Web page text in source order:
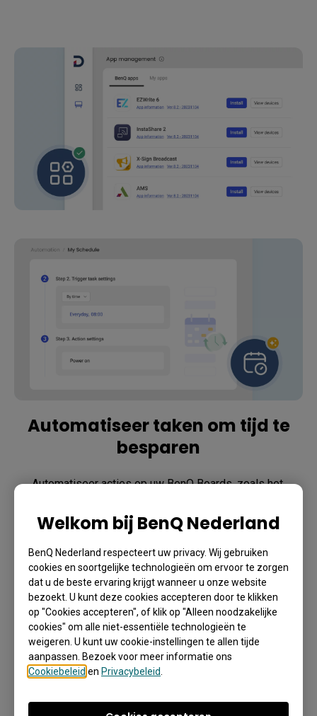
Automatiseer taken om tijd te
besparen
Automatiseer acties op uw BenQ Boards, zoals het
trigger-events om apps te starten, opslagruimte vrij te
maken en meer.
Welkom bij BenQ Nederland
BenQ Nederland respecteert uw privacy. Wij gebruiken
cookies en soortgelijke technologieën om ervoor te zorgen
dat u de beste ervaring krijgt wanneer u onze website
bezoekt. U kunt deze cookies accepteren door te klikken
op "Cookies accepteren", of klik op "Alleen noodzakelijke
cookies" om alle niet-essentiële technologieën te
weigeren. U kunt uw cookie-instellingen te allen tijde
aanpassen. Bezoek voor meer informatie ons
Cookiebeleid en Privacybeleid